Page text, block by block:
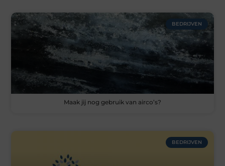
BEDRIJVEN
Maak jij nog gebruik van airco’s?
BEDRIJVEN